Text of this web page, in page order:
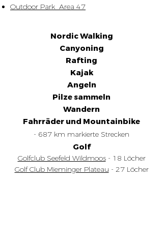
Outdoor Park Area 47
Nordic Walking
Canyoning
Rafting
Kajak
Angeln
Pilze sammeln
Wandern
Fahrräder und Mountainbike
- 687 km markierte Strecken
Golf
Golfclub Seefeld Wildmoos- 18 Löcher
Golf Club Mieminger Plateau - 27 Löcher